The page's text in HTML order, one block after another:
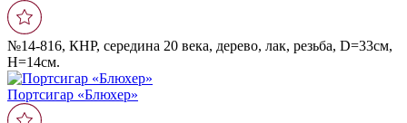
№14-816, КНР, середина 20 века, дерево, лак, резьба, D=33см,
Н=14см.
Портсигар «Блюхер»